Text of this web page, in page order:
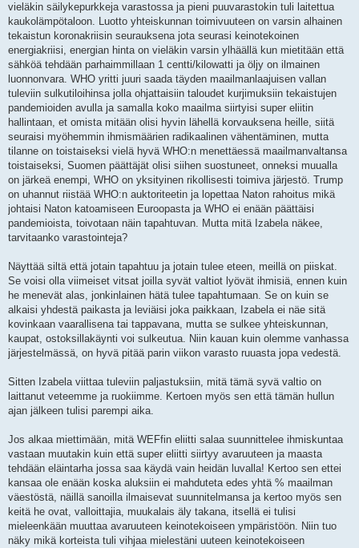
i
vieläkin säilykepurkkeja varastossa ja pieni puuvarastokin tuli laitettua
kaukolämpötaloon. Luotto yhteiskunnan toimivuuteen on varsin alhainen
tekaistun koronakriisin seurauksena jota seurasi keinotekoinen
energiakriisi, energian hinta on vieläkin varsin ylhäällä kun mietitään että
sähköä tehdään parhaimmillaan 1 centti/kilowatti ja öljy on ilmainen
luonnonvara. WHO yritti juuri saada täyden maailmanlaajuisen vallan
tuleviin sulkutiloihinsa jolla ohjattaisiin taloudet kurjimuksiin tekaistujen
pandemioiden avulla ja samalla koko maailma siirtyisi super eliitin
hallintaan, et omista mitään olisi hyvin lähellä korvauksena heille, siitä
seuraisi myöhemmin ihmismäärien radikaalinen vähentäminen, mutta
tilanne on toistaiseksi vielä hyvä WHO:n menettäessä maailmanvaltansa
toistaiseksi, Suomen päättäjät olisi siihen suostuneet, onneksi muualla
on järkeä enempi, WHO on yksityinen rikollisesti toimiva järjestö. Trump
on uhannut riistää WHO:n auktoriteetin ja lopettaa Naton rahoitus mikä
johtaisi Naton katoamiseen Euroopasta ja WHO ei enään päättäisi
pandemioista, toivotaan näin tapahtuvan. Mutta mitä Izabela näkee,
tarvitaanko varastointeja?
Näyttää siltä että jotain tapahtuu ja jotain tulee eteen, meillä on piiskat.
Se voisi olla viimeiset vitsat joilla syvät valtiot lyövät ihmisiä, ennen kuin
he menevät alas, jonkinlainen hätä tulee tapahtumaan. Se on kuin se
alkaisi yhdestä paikasta ja leviäisi joka paikkaan, Izabela ei näe sitä
kovinkaan vaarallisena tai tappavana, mutta se sulkee yhteiskunnan,
kaupat, ostoksillakäynti voi sulkeutua. Niin kauan kuin olemme vanhassa
järjestelmässä, on hyvä pitää parin viikon varasto ruuasta jopa vedestä.
Sitten Izabela viittaa tuleviin paljastuksiin, mitä tämä syvä valtio on
laittanut veteemme ja ruokiimme. Kertoen myös sen että tämän hullun
ajan jälkeen tulisi parempi aika.
Jos alkaa miettimään, mitä WEFfin eliitti salaa suunnittelee ihmiskuntaa
vastaan muutakin kuin että super eliitti siirtyy avaruuteen ja maasta
tehdään eläintarha jossa saa käydä vain heidän luvalla! Kertoo sen ettei
kansaa ole enään koska aluksiin ei mahduteta edes yhtä % maailman
väestöstä, näillä sanoilla ilmaisevat suunnitelmansa ja kertoo myös sen
keitä he ovat, valloittajia, muukalais äly takana, itsellä ei tulisi
mieleenkään muuttaa avaruuteen keinotekoiseen ympäristöön. Niin tuo
näky mikä korteista tuli vihjaa mielestäni uuteen keinotekoiseen